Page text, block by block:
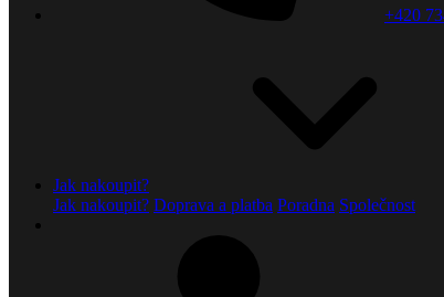
+420
Jak nakoupit?
Jak nakoupit? Doprava a platba Poradna Společnost